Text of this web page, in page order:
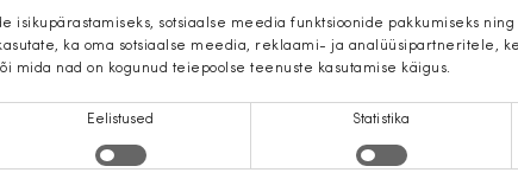
isikupärastamiseks, sotsiaalse meedia funktsioonide pakkumiseks
ka oma sotsiaalse meedia, reklaami- ja analüüsipartneritele,
mida nad on kogunud teiepoolse teenuste kasutamise käigus.
Eelistused Statistika